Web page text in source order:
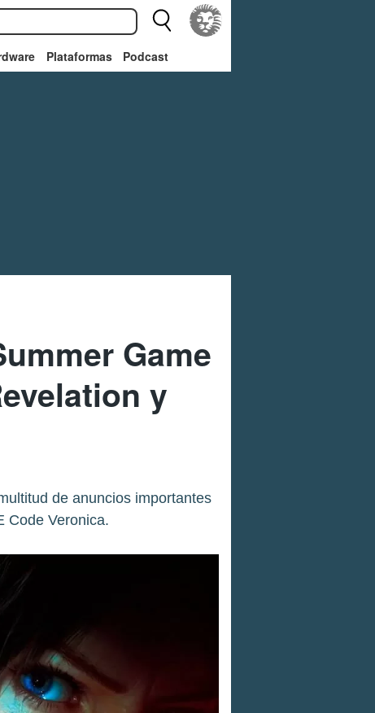
Plataformas Podcast
Game
y
de anuncios importantes
Code Veronica.